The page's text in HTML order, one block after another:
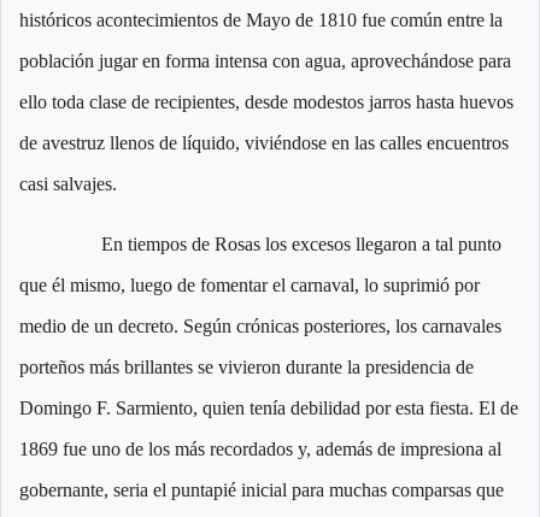
históricos acontecimientos de Mayo de 1810 fue común entre la
población jugar en forma intensa con agua, aprovechándose para
ello toda clase de recipientes, desde modestos jarros hasta huevos
de avestruz llenos de líquido, viviéndose en las calles encuentros
casi salvajes.
En tiempos de Rosas los excesos llegaron a tal punto
que él mismo, luego de fomentar el carnaval, lo suprimió por
medio de un decreto. Según crónicas posteriores, los carnavales
porteños más brillantes se vivieron durante la presidencia de
Domingo F. Sarmiento, quien tenía debilidad por esta fiesta. El de
1869 fue uno de los más recordados y, además de impresiona al
gobernante, seria el puntapié inicial para muchas comparsas que